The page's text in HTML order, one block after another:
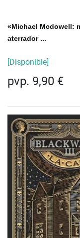
«Michael Mcdowell:
aterrador ...
[Disponible]
pvp. 9,90 €